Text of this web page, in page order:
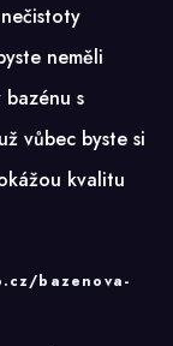
neměli
s
vůbec byste si
kvalitu
bazenova-